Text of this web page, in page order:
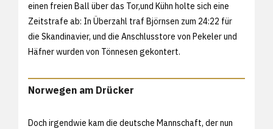
einen freien Ball über das Tor,und Kühn holte sich eine
Zeitstrafe ab: In Überzahl traf Björnsen zum 24:22 für
die Skandinavier, und die Anschlusstore von Pekeler und
Häfner wurden von Tönnesen gekontert.
Norwegen am Drücker
Doch irgendwie kam die deutsche Mannschaft, der nun